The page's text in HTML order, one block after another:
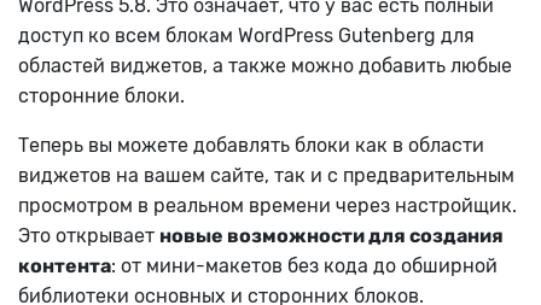
WordPress 5.8. Это означает, что у вас есть полный
доступ ко всем блокам WordPress Gutenberg для
областей виджетов, а также можно добавить любые
сторонние блоки.
Теперь вы можете добавлять блоки как в области
виджетов на вашем сайте, так и с предварительным
просмотром в реальном времени через настройщик.
Это открывает новые возможности для создания
контента: от мини-макетов без кода до обширной
библиотеки основных и сторонних блоков.